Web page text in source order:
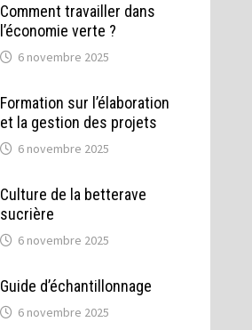
Comment travailler dans
l’économie verte ?
6 novembre 2025
Formation sur l’élaboration
et la gestion des projets
6 novembre 2025
Culture de la betterave
sucrière
6 novembre 2025
Guide d’échantillonnage
6 novembre 2025